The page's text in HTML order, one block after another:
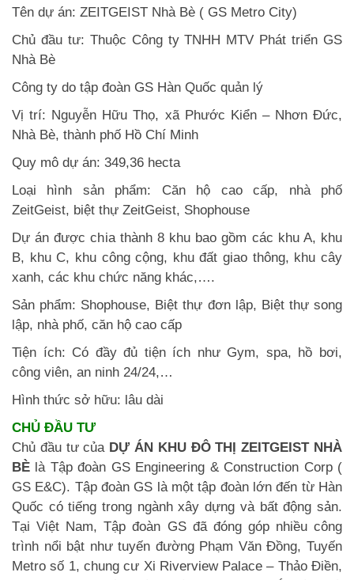
Tên dự án: ZEITGEIST Nhà Bè ( GS Metro City)
Chủ đầu tư: Thuộc Công ty TNHH MTV Phát triển GS
Nhà Bè
Công ty do tập đoàn GS Hàn Quốc quản lý
Vị trí: Nguyễn Hữu Thọ, xã Phước Kiển – Nhơn Đức,
Nhà Bè, thành phố Hồ Chí Minh
Quy mô dự án: 349,36 hecta
Loại hình sản phẩm: Căn hộ cao cấp, nhà phố
ZeitGeist, biệt thự ZeitGeist, Shophouse
Dự án được chia thành 8 khu bao gồm các khu A, khu
B, khu C, khu công cộng, khu đất giao thông, khu cây
xanh, các khu chức năng khác,….
Sản phẩm: Shophouse, Biệt thự đơn lập, Biệt thự song
lập, nhà phố, căn hộ cao cấp
Tiện ích: Có đầy đủ tiện ích như Gym, spa, hồ bơi,
công viên, an ninh 24/24,…
Hình thức sở hữu: lâu dài
CHỦ ĐẦU TƯ
Chủ đầu tư của DỰ ÁN KHU ĐÔ THỊ ZEITGEIST NHÀ
BÈ là Tập đoàn GS Engineering & Construction Corp (
GS E&C). Tập đoàn GS là một tập đoàn lớn đến từ Hàn
Quốc có tiếng trong ngành xây dựng và bất động sản.
Tại Việt Nam, Tập đoàn GS đã đóng góp nhiều công
trình nổi bật như tuyến đường Phạm Văn Đồng, Tuyến
Metro số 1, chung cư Xi Riverview Palace – Thảo Điền,